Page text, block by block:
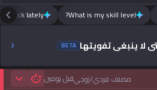
What is my skill level?
luck lately?
لا ينبغي تفويتها BETA
مصنف فردي/زوجيقبل يومين